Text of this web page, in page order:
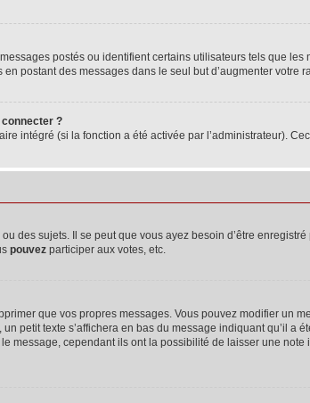
postés ou identifient certains utilisateurs tels que
postant des messages dans le seul but d’augmenter
connecter ?
intégré (si la fonction a été activée par l’administrateur).
des sujets. Il se peut que vous ayez besoin d’être
pouvez participer aux votes, etc.
que vos propres messages. Vous pouvez modifier
petit texte s’affichera en bas du message indiquant qu’il a
message, cependant ils ont la possibilité de laisser une